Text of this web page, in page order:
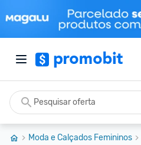
Moda e Calçados Femininos